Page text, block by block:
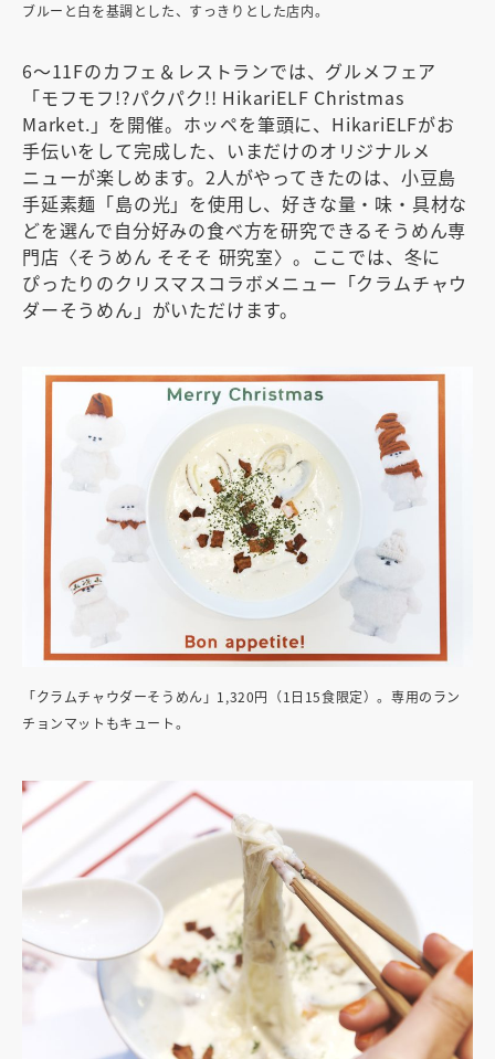
ブルーと白を基調とした、すっきりとした店内。
6〜11Fのカフェ＆レストランでは、グルメフェア
「モフモフ!?パクパク!! HikariELF Christmas
Market.」を開催。ホッペを筆頭に、HikariELFがお
手伝いをして完成した、いまだけのオリジナルメ
ニューが楽しめます。2人がやってきたのは、小豆島
手延素麺「島の光」を使用し、好きな量・味・具材な
どを選んで自分好みの食べ方を研究できるそうめん専
門店〈そうめん そそそ 研究室〉。ここでは、冬に
ぴったりのクリスマスコラボメニュー「クラムチャウ
ダーそうめん」がいただけます。
「クラムチャウダーそうめん」1,320円（1日15食限定）。専用のラン
チョンマットもキュート。